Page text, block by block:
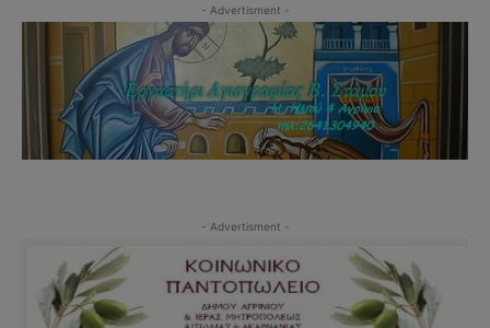
- Advertisment -
- Advertisment -